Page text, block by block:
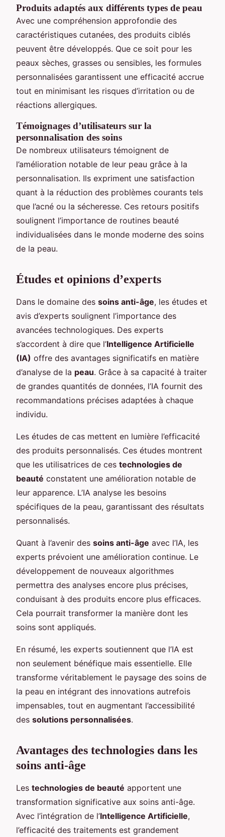
Produits adaptés aux différents types de peau
Avec une compréhension approfondie des
caractéristiques cutanées, des produits ciblés
peuvent être développés. Que ce soit pour les
peaux sèches, grasses ou sensibles, les formules
personnalisées garantissent une efficacité accrue
tout en minimisant les risques d’irritation ou de
réactions allergiques.
Témoignages d’utilisateurs sur la
personnalisation des soins
De nombreux utilisateurs témoignent de
l’amélioration notable de leur peau grâce à la
personnalisation. Ils expriment une satisfaction
quant à la réduction des problèmes courants tels
que l’acné ou la sécheresse. Ces retours positifs
soulignent l’importance de routines beauté
individualisées dans le monde moderne des soins
de la peau.
Études et opinions d’experts
Dans le domaine des soins anti-âge, les études et
avis d’experts soulignent l’importance des
avancées technologiques. Des experts
s’accordent à dire que l’Intelligence Artificielle
(IA) offre des avantages significatifs en matière
d’analyse de la peau. Grâce à sa capacité à traiter
de grandes quantités de données, l’IA fournit des
recommandations précises adaptées à chaque
individu.
Les études de cas mettent en lumière l’efficacité
des produits personnalisés. Ces études montrent
que les utilisatrices de ces technologies de
beauté constatent une amélioration notable de
leur apparence. L’IA analyse les besoins
spécifiques de la peau, garantissant des résultats
personnalisés.
Quant à l’avenir des soins anti-âge avec l’IA, les
experts prévoient une amélioration continue. Le
développement de nouveaux algorithmes
permettra des analyses encore plus précises,
conduisant à des produits encore plus efficaces.
Cela pourrait transformer la manière dont les
soins sont appliqués.
En résumé, les experts soutiennent que l’IA est
non seulement bénéfique mais essentielle. Elle
transforme véritablement le paysage des soins de
la peau en intégrant des innovations autrefois
impensables, tout en augmentant l’accessibilité
des solutions personnalisées.
Avantages des technologies dans les
soins anti-âge
Les technologies de beauté apportent une
transformation significative aux soins anti-âge.
Avec l’intégration de l’Intelligence Artificielle,
l’efficacité des traitements est grandement